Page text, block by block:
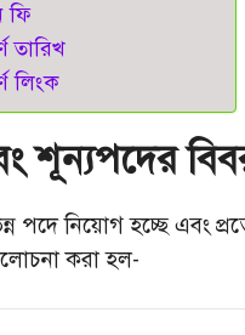
ফি
তারিখ
লিংক
শূন্যপদের
পদে নিয়োগ হচ্ছে এবং
করা হল-